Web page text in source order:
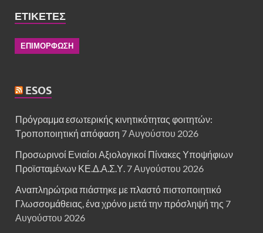
ΕΤΙΚΈΤΕΣ
ΕΠΙΜΟΡΦΩΣΗ
ESOS
Πρόγραμμα εσωτερικής κινητικότητας φοιτητών:
Τροποποιητική απόφαση 7 Αυγούστου 2026
Προσωρινοί Ενιαίοι Αξιολογικοί Πίνακες Υποψήφιων
Προϊσταμένων ΚΕ.Δ.Α.Σ.Υ. 7 Αυγούστου 2026
Αναπληρώτρια πιάστηκε με πλαστό πιστοποιητικό
Γλωσσομάθειας, ένα χρόνο μετά την πρόσληψή της 7
Αυγούστου 2026